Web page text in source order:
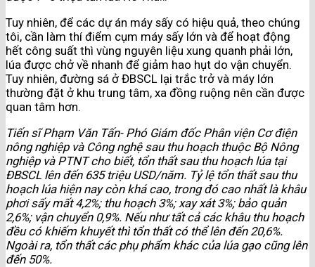
Tuy nhiên, để các dự án máy sấy có hiệu quả, theo chúng
tôi, cần làm thí điểm cụm máy sấy lớn và để hoạt động
hết công suất thì vùng nguyên liệu xung quanh phải lớn,
lúa được chở về nhanh để giảm hao hụt do vận chuyển.
Tuy nhiên, đường sá ở ĐBSCL lại trắc trở và máy lớn
thường đặt ở khu trung tâm, xa đồng ruộng nên cần được
quan tâm hơn.
Tiến sĩ Phạm Văn Tấn- Phó Giám đốc Phân viện Cơ điện
nông nghiệp và Công nghệ sau thu hoạch thuộc Bộ Nông
nghiệp và PTNT cho biết, tổn thất sau thu hoạch lúa tại
ĐBSCL lên đến 635 triệu USD/năm. Tỷ lệ tổn thất sau thu
hoạch lúa hiện nay còn khá cao, trong đó cao nhất là khâu
phơi sấy mất 4,2%; thu hoạch 3%; xay xát 3%; bảo quản
2,6%; vận chuyển 0,9%. Nếu như tất cả các khâu thu hoạch
đều có khiếm khuyết thì tổn thất có thể lên đến 20,6%.
Ngoài ra, tổn thất các phụ phẩm khác của lúa gạo cũng lên
đến 50%.